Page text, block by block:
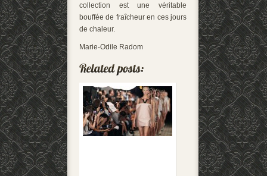
collection est une véritable
bouffée de fraîcheur en ces jours
de chaleur.
Marie-Odile Radom